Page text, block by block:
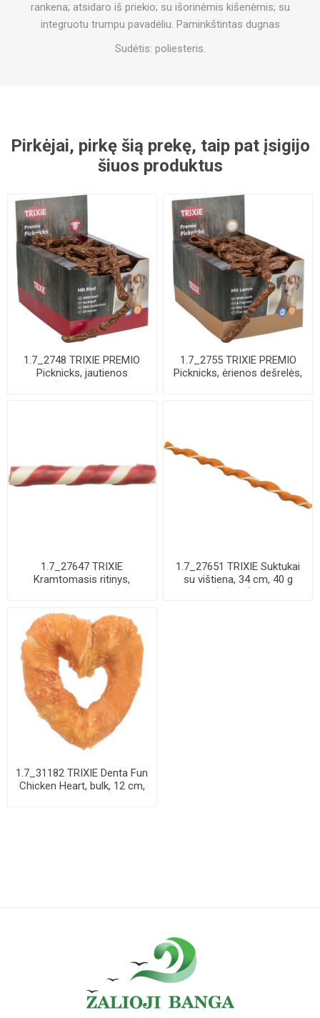
rankena; atsidaro iš priekio; su išorinėmis kišenėmis; su
integruotu trumpu pavadėliu. Paminkštintas dugnas
Sudėtis: poliesteris.
Pirkėjai, pirkę šią prekę, taip pat įsigijo
šiuos produktus
1.7_2748 TRIXIE PREMIO
Picknicks, jautienos
dešrelės, 8 cm, ...
1.7_2755 TRIXIE PREMIO
Picknicks, ėrienos dešrelės,
1.7_27647 TRIXIE
Kramtomasis ritinys,
1.7_27651 TRIXIE Suktukai
su vištiena, 34 cm, 40 g
(pak.50) ...
1.7_31182 TRIXIE Denta Fun
Chicken Heart, bulk, 12 cm,